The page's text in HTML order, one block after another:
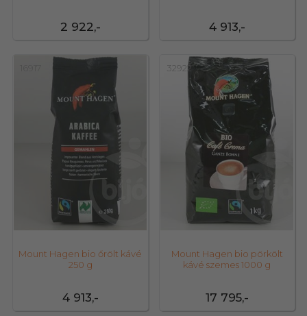
2 922,- 4 913,-
4 913,-
Mount Hagen bio őrölt kávé
250 g
32922
17 795,-
Mount Hagen bio pörkölt
kávé szemes 1000 g